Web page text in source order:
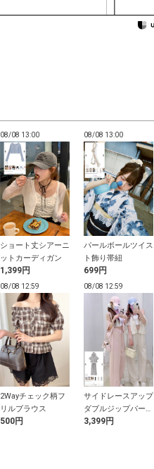
08/08 13:00
ショート丈シアーニ
ットカーディガン
1,399円
08/08 13:00
パールボールツイス
ト飾り帯紐
699円
08/08 12:59
2Wayチェック柄フ
リルブラウス
500円
08/08 12:59
サイドレースアップ
ダブルジップパーカ
ー×ワイドパンツセ
3,399円